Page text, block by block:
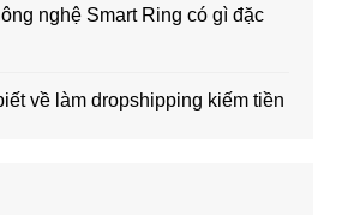
nghệ Smart Ring có gì đặc
về làm dropshipping kiếm tiền